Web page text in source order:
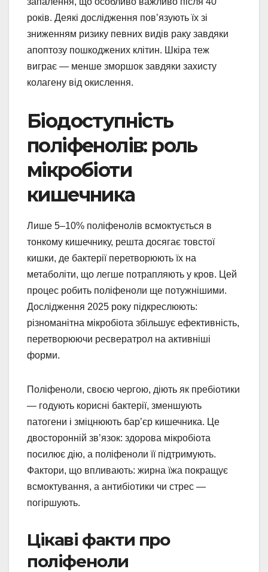
років. Деякі дослідження пов’язують їх зі
зниженням ризику певних видів раку завдяки
апоптозу пошкоджених клітин. Шкіра теж
виграє — менше зморшок завдяки захисту
колагену від окислення.
Біодоступність
поліфенолів: роль
мікробіоти
кишечника
Лише 5–10% поліфенолів всмоктується в
тонкому кишечнику, решта досягає товстої
кишки, де бактерії перетворюють їх на
метаболіти, що легше потрапляють у кров. Цей
процес робить поліфеноли ще потужнішими.
Дослідження 2025 року підкреслюють:
різноманітна мікробіота збільшує ефективність,
перетворюючи ресвератрол на активніші
форми.
Поліфеноли, своєю чергою, діють як пребіотики
— годують корисні бактерії, зменшують
патогени і зміцнюють бар’єр кишечника. Це
двосторонній зв’язок: здорова мікробіота
посилює дію, а поліфеноли її підтримують.
Фактори, що впливають: жирна їжа покращує
всмоктування, а антибіотики чи стрес —
погіршують.
Цікаві факти про
поліфеноли